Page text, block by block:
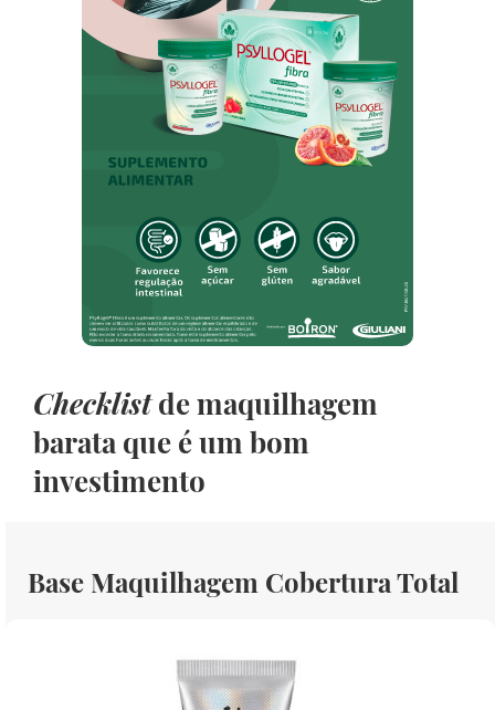
Checklistde maquilhagem
barata que é um bom
investimento
Base Maquilhagem Cobertura Total